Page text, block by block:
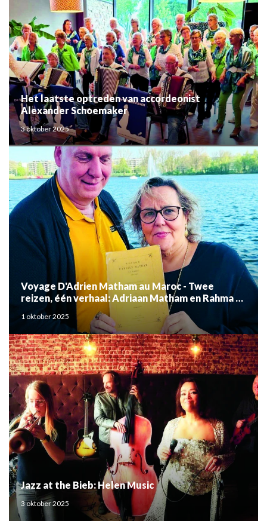
Het laatste optreden van accordeonist
Alexander Schoemaker
3 oktober 2025
Voyage D'Adrien Matham au Maroc - Twee
reizen, één verhaal: Adriaan Matham en Rahma el
Mouden
1 oktober 2025
Jazz at the Bieb: Helen Music
3 oktober 2025